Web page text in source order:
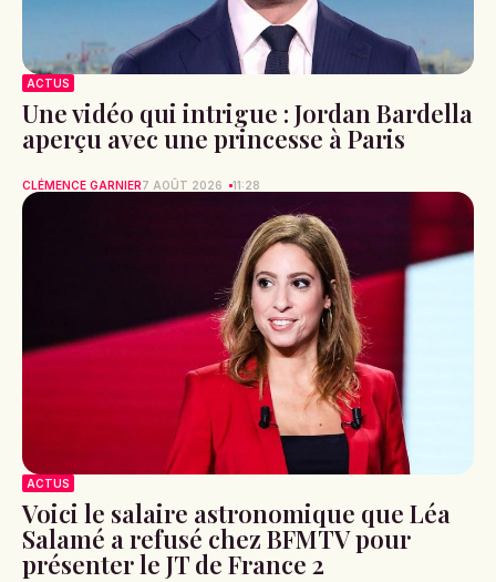
ACTUS
Une vidéo qui intrigue : Jordan Bardella
aperçu avec une princesse à Paris
CLÉMENCE GARNIER7 AOÛT 2026 11:28
ACTUS
Voici le salaire astronomique que Léa
Salamé a refusé chez BFMTV pour
présenter le JT de France 2